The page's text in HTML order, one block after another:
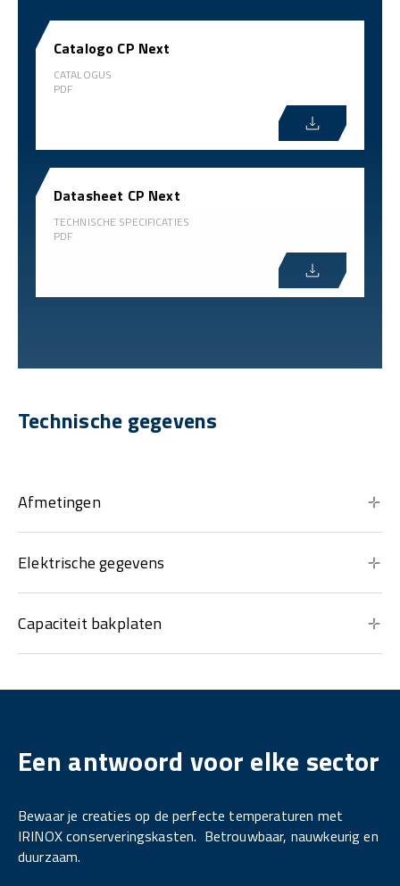
Catalogo CP Next
CATALOGUS
PDF
Datasheet CP Next
TECHNISCHE SPECIFICATIES
PDF
Technische gegevens
Afmetingen
Elektrische gegevens
Capaciteit bakplaten
Een antwoord voor elke sector
Bewaar je creaties op de perfecte temperaturen met
IRINOX conserveringskasten. Betrouwbaar, nauwkeurig en
duurzaam.